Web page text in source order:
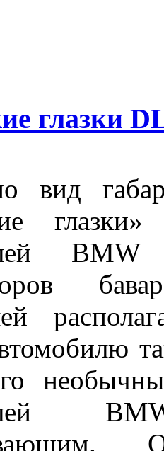
глазки
вид